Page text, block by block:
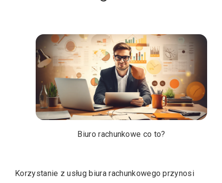
Biuro rachunkowe co to?
Korzystanie z usług biura rachunkowego przynosi